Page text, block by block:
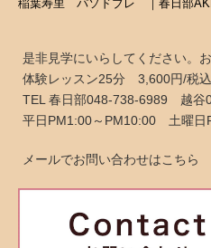
稲葉寿里 パソドブレ ｜春日部AKI
是非見学にいらしてください。
体験レッスン25分 3,600円/税
TEL 春日部048-738-6989 越谷
平日PM1:00～PM10:00 土曜日
メールでお問い合わせはこちら